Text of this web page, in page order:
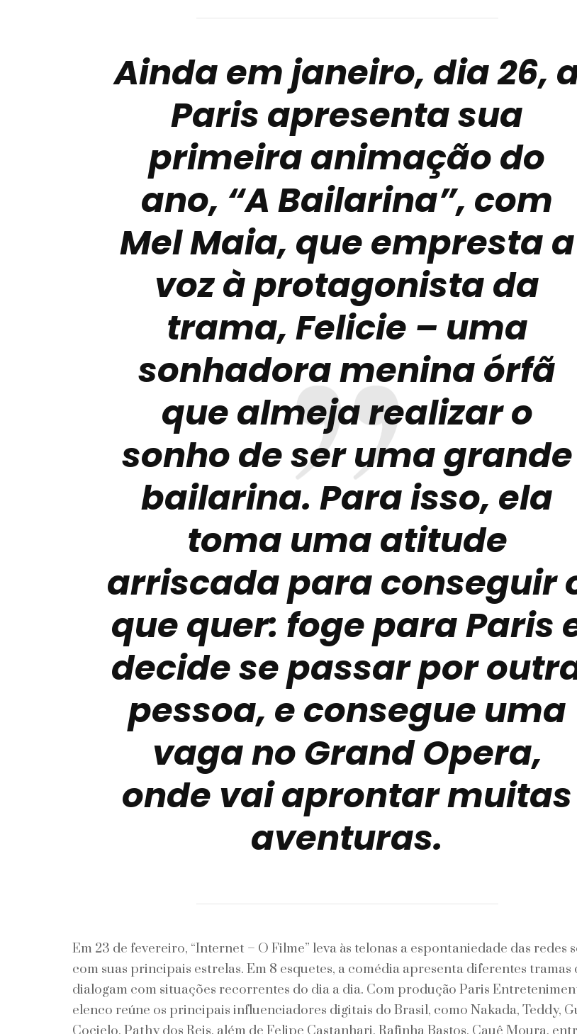
Ainda em janeiro, dia 26,
Paris apresenta sua
primeira animação do
ano, “A Bailarina”, com
Mel Maia, que empresta a
voz à protagonista da
trama, Felicie – uma
sonhadora menina órfã
que almeja realizar o
sonho de ser uma grande
bailarina. Para isso, ela
toma uma atitude
arriscada para conseguir
que quer: foge para Paris
decide se passar por
pessoa, e consegue uma
vaga no Grand Opera,
onde vai aprontar muitas
aventuras.
Em 23 de fevereiro, “Internet – O Filme” leva às telonas a espontaniedade das redes
com suas principais estrelas. Em 8 esquetes, a comédia apresenta diferentes tramas
dialogam com situações recorrentes do dia a dia. Com produção Paris
elenco reúne os principais influenciadores digitais do Brasil, como Nakada, Teddy,
Cocielo, Pathy dos Reis, além de Felipe Castanhari, Rafinha Bastos, Cauê Moura,